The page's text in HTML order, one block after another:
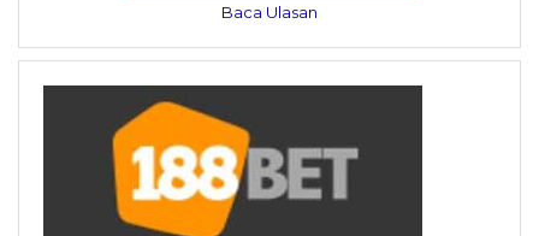
Baca Ulasan